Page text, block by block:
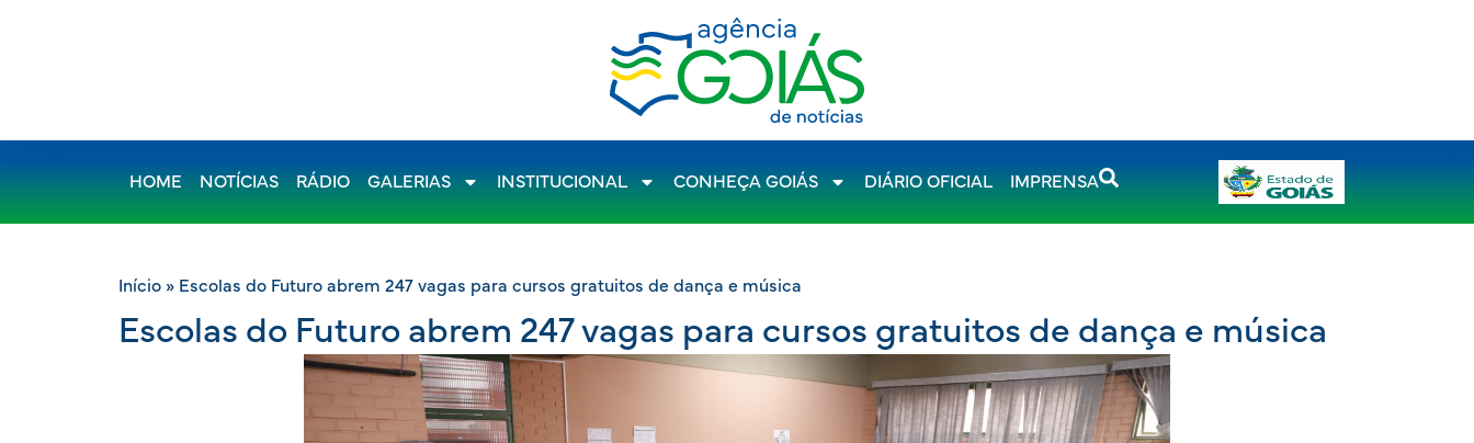
HOME NOTÍCIAS RÁDIO GALERIAS INSTITUCIONAL CONHEÇA GOIÁS DIÁRIO OFICIAL IMPRENSA
Início » Escolas do Futuro abrem 247 vagas para cursos gratuitos de dança e música
Escolas do Futuro abrem 247 vagas para cursos gratuitos de dança e música